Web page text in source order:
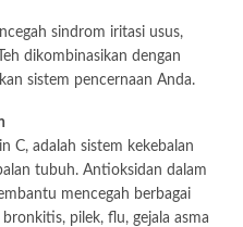
sindrom iritasi usus,
dikombinasikan dengan
sistem pencernaan Anda.
C, adalah sistem kekebalan
tubuh. Antioksidan dalam
mencegah berbagai
pilek, flu, gejala asma